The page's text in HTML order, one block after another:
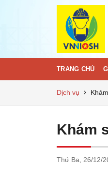
TRANG CHỦ
Dịch vụ
Khám
Thứ Ba, 26/12/